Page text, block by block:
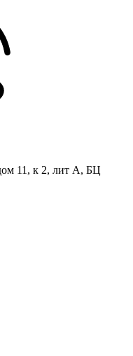
11, к 2, лит А, БЦ